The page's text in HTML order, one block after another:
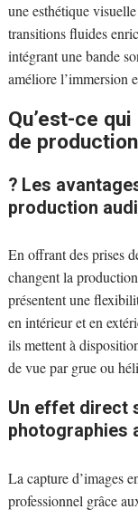
une esthétique
transitions fluides
intégrant une bande
améliore l’immersion
Qu’est-ce
de
? Les
production
En offrant des prises
changent la
présentent une
en intérieur et en
ils mettent à
de vue par grue ou
Un effet direct
photographies
La capture d’images
professionnel grâce